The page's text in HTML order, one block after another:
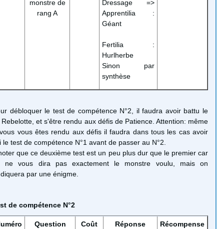
monstre de
rang A
Dressage =>
Apprentilia :
Géant
Fertilia :
Hurlherbe
Sinon par
synthèse
débloquer le test de compétence N°2, il faudra avoir battu le
Rebelotte, et s'être rendu aux défis de Patience. Attention: même
vous êtes rendu aux défis il faudra dans tous les cas avoir
le test de compétence N°1 avant de passer au N°2.
que ce deuxième test est un peu plus dur que le premier car
ne vous dira pas exactement le monstre voulu, mais on
par une énigme.
de compétence N°2
Question
Coût
Réponse Récompense